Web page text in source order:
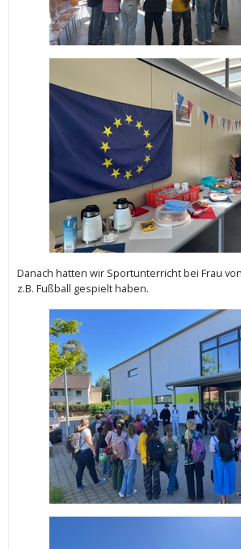
Danach hatten wir Sportunterricht bei Frau
z.B. Fußball gespielt haben.